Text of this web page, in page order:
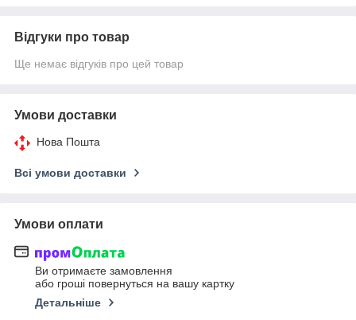
Відгуки про товар
Ще немає відгуків про цей товар
Умови доставки
Нова Пошта
Всі умови доставки
Умови оплати
Ви отримаєте замовлення
або гроші повернуться на вашу картку
Детальніше